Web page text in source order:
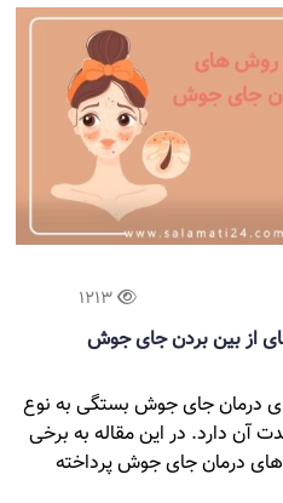
1213
از بین بردن جای جوش
درمان جای جوش بستگی به نوع
دارد. در این مقاله به برخی
درمان جای جوش پرداخته